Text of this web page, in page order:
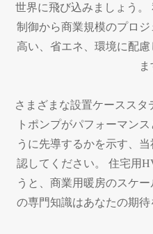
世界に飛び込みましょう
制御から商業規模のプロ
高い、省エネ、環境に配
ま
さまざまな設置ケースス
トポンプがパフォーマン
うに先導するかを示す、
認してください。 住宅用
うと、商業用暖房のスケ
の専門知識はあなたの期待